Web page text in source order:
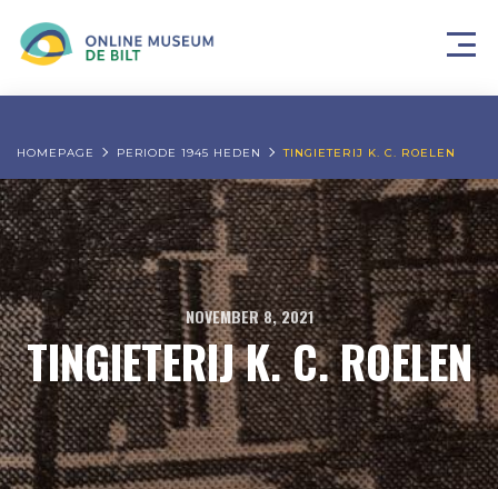
HOMEPAGE PERIODE 1945 HEDEN TINGIETERIJ K. C. ROELEN
NOVEMBER 8, 2021
TINGIETERIJ K. C. ROELEN